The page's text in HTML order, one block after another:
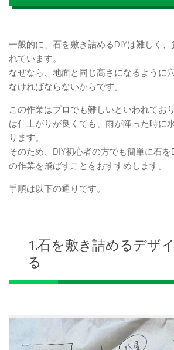
一般的に、石を敷き詰めるDIYは難しく
れています。
なぜなら、地面と同じ高さになるように
なければならないからです。
この作業はプロでも難しいといわれてお
は仕上がりが良くても、雨が降った時に
ります。
そのため、DIY初心者の方でも簡単に石を
の作業を飛ばすことをおすすめします。
手順は以下の通りです。
1.石を敷き詰めるデザ
る